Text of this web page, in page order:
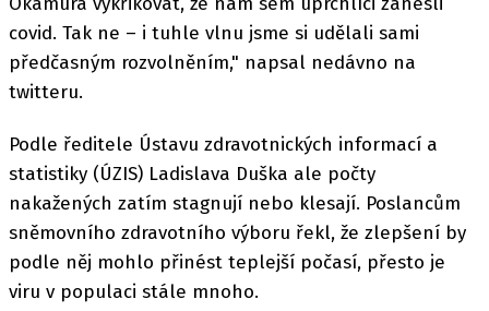
covid. Tak ne – i tuhle vlnu jsme si udělali sami
předčasným rozvolněním," napsal nedávno na
twitteru.
Podle ředitele Ústavu zdravotnických informací a
statistiky (ÚZIS) Ladislava Duška ale počty
nakažených zatím stagnují nebo klesají. Poslancům
sněmovního zdravotního výboru řekl, že zlepšení by
podle něj mohlo přinést teplejší počasí, přesto je
viru v populaci stále mnoho.